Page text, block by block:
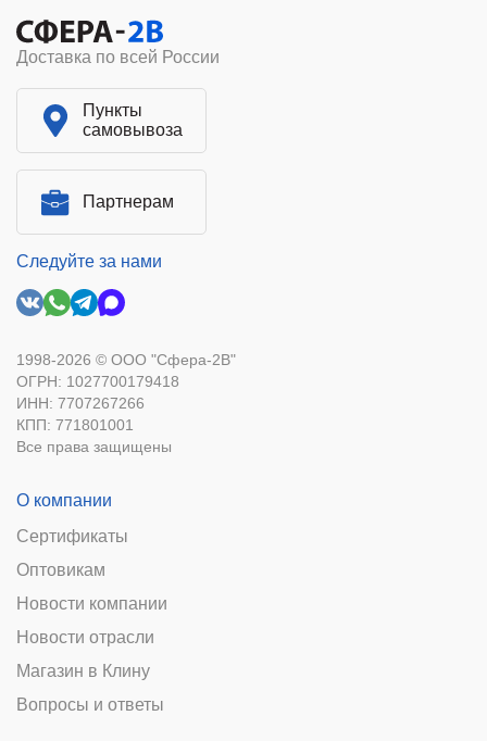
Доставка по всей России
Пункты
самовывоза
Партнерам
Следуйте за нами
1998-2026 © ООО "Сфера-2В"
ОГРН: 1027700179418
ИНН: 7707267266
КПП: 771801001
Все права защищены
О компании
Сертификаты
Оптовикам
Новости компании
Новости отрасли
Магазин в Клину
Вопросы и ответы